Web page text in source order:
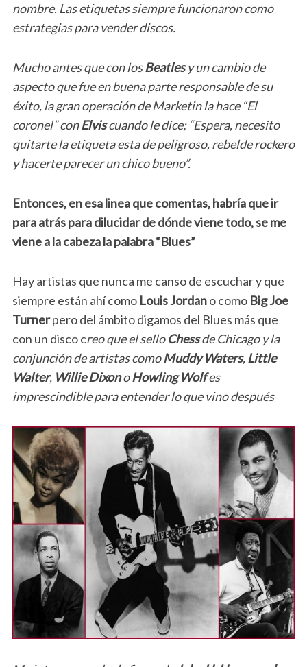
nombre. Las etiquetas siempre funcionaron como
estrategias para vender discos.
Mucho antes que con losBeatlesy un cambio de
aspecto que fue en buena parte responsable de su
éxito, la gran operación de Marketin la hace “El
coronel” conElviscuando le dice; “Espera, necesito
quitarte la etiqueta esta de peligroso, rebelde rockero
y hacerte parecer un chico bueno”.
Entonces, en esa linea que comentas, habría que ir
para atrás para dilucidar de dónde viene todo, se me
viene a la cabeza la palabra “Blues”
Hay artistas que nunca me canso de escuchar y que
siempre están ahí como Louis Jordano como Big Joe
Turnerpero del ámbito digamos del Blues más que
con un disco creo que el selloChessde Chicago y la
conjunción de artistas comoMuddy Waters,Little
Walter, Willie DixonoHowling Wolfes
imprescindible para entender lo que vino después